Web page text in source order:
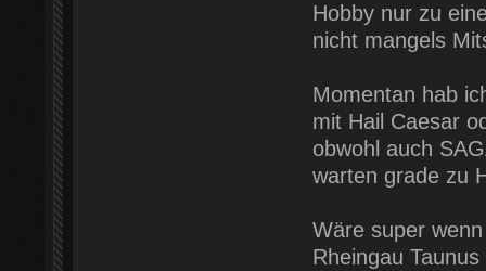
Hobby nur zu
nicht mangels
Momentan hab
mit Hail Caesar
obwohl auch
warten grade zu
Wäre super
Rheingau